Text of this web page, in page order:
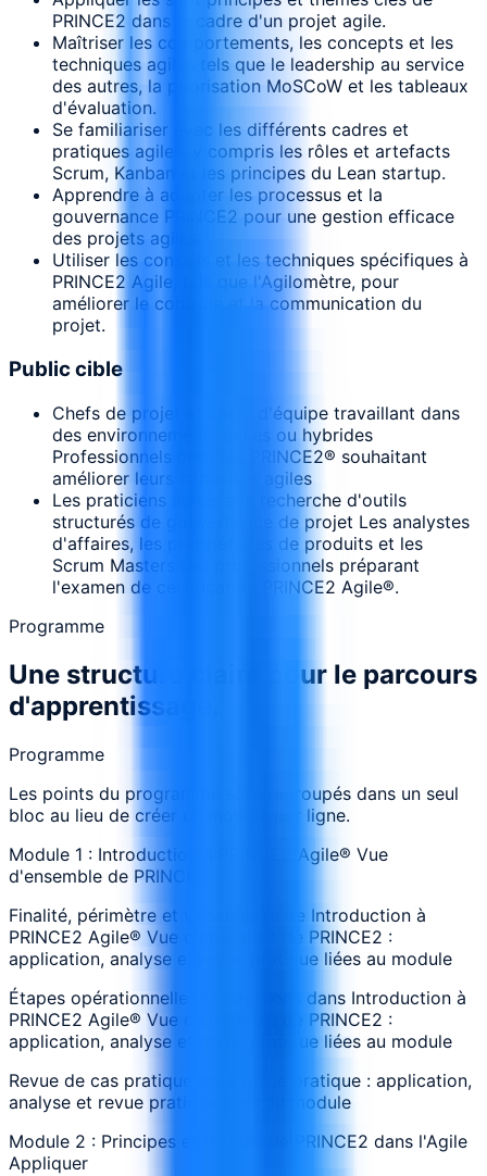
PRINCE2 dans le cadre d'un projet agile.
Maîtriser les comportements, les concepts et les
techniques agiles tels que le leadership au service
des autres, la priorisation MoSCoW et les tableaux
d'évaluation.
Se familiariser avec les différents cadres et
pratiques agiles, y compris les rôles et artefacts
Scrum, Kanban et les principes du Lean startup.
Apprendre à adapter les processus et la
gouvernance PRINCE2 pour une gestion efficace
des projets agiles.
Utiliser les conseils et les techniques spécifiques à
PRINCE2 Agile, tels que l'Agilomètre, pour
améliorer le contrôle et la communication du
projet.
Public cible
Chefs de projet et chefs d'équipe travaillant dans
des environnements agiles ou hybrides
Professionnels certifiés PRINCE2® souhaitant
améliorer leurs capacités agiles
Les praticiens agiles à la recherche d'outils
structurés de gouvernance de projet Les analystes
d'affaires, les propriétaires de produits et les
Scrum Masters Les professionnels préparant
l'examen de certification PRINCE2 Agile®.
Programme
Une structure claire pour le parcours
d'apprentissage.
Programme
Les points du programme sont regroupés dans un seul
bloc au lieu de créer un module par ligne.
Module 1 : Introduction à PRINCE2 Agile® Vue
d'ensemble de PRINCE2
Finalité, périmètre et vocabulaire de Introduction à
PRINCE2 Agile® Vue d'ensemble de PRINCE2 :
application, analyse et revue pratique liées au module
Étapes opérationnelles et décisions dans Introduction à
PRINCE2 Agile® Vue d'ensemble de PRINCE2 :
application, analyse et revue pratique liées au module
Revue de cas pratique pour revue pratique : application,
analyse et revue pratique liées au module
Module 2 : Principes et thèmes de PRINCE2 dans l'Agile
Appliquer